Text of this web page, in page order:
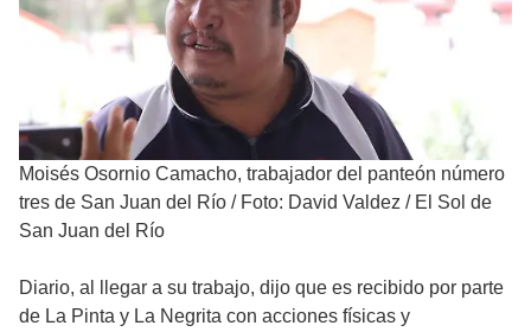
Moisés Osornio Camacho, trabajador del panteón número
tres de San Juan del Río / Foto: David Valdez / El Sol de
San Juan del Río
Diario, al llegar a su trabajo, dijo que es recibido por parte
de La Pinta y La Negrita con acciones físicas y